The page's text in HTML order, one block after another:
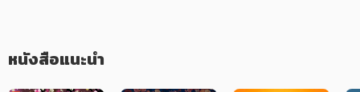
การเรียน การศึกษา
หนังสือแนะนำ